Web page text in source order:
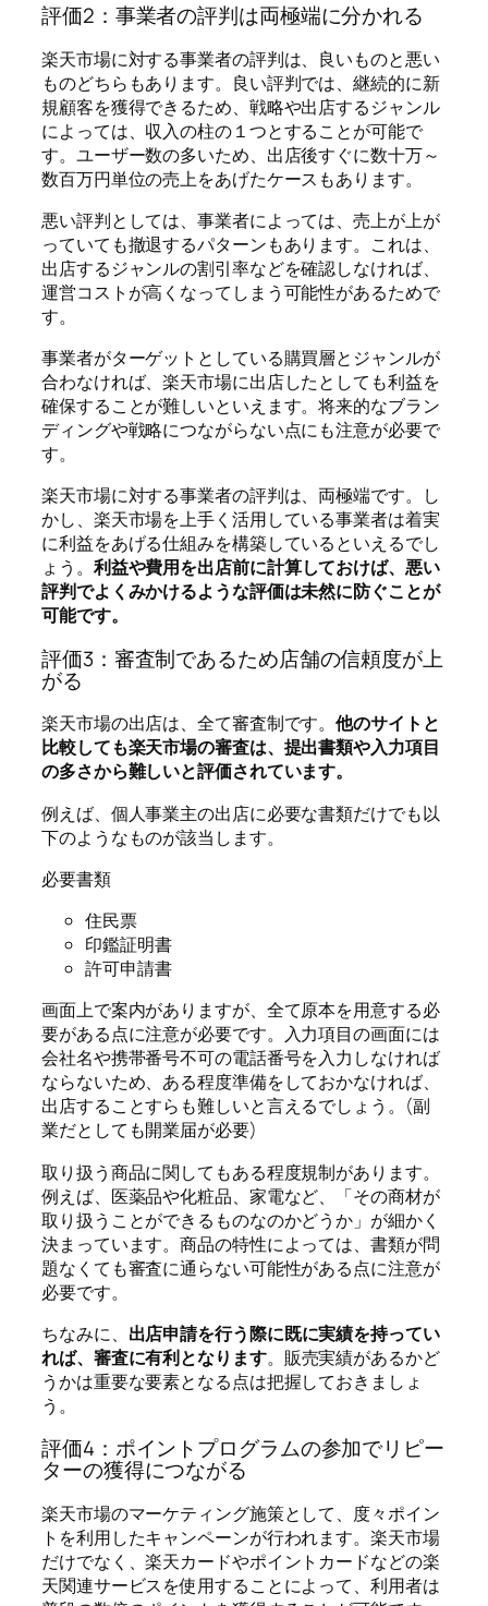
評価2：事業者の評判は両極端に分かれる
楽天市場に対する事業者の評判は、良いものと悪い
ものどちらもあります。良い評判では、継続的に新
規顧客を獲得できるため、戦略や出店するジャンル
によっては、収入の柱の１つとすることが可能で
す。ユーザー数の多いため、出店後すぐに数十万～
数百万円単位の売上をあげたケースもあります。
悪い評判としては、事業者によっては、売上が上が
っていても撤退するパターンもあります。これは、
出店するジャンルの割引率などを確認しなければ、
運営コストが高くなってしまう可能性があるためで
す。
事業者がターゲットとしている購買層とジャンルが
合わなければ、楽天市場に出店したとしても利益を
確保することが難しいといえます。将来的なブラン
ディングや戦略につながらない点にも注意が必要で
す。
楽天市場に対する事業者の評判は、両極端です。し
かし、楽天市場を上手く活用している事業者は着実
に利益をあげる仕組みを構築しているといえるでし
ょう。 利益や費用を出店前に計算しておけば、悪い
評判でよくみかけるような評価は未然に防ぐことが
可能です。
評価3：審査制であるため店舗の信頼度が上
がる
楽天市場の出店は、全て審査制です。他のサイトと
比較しても楽天市場の審査は、提出書類や入力項目
の多さから難しいと評価されています。
例えば、個人事業主の出店に必要な書類だけでも以
下のようなものが該当します。
必要書類
住民票
印鑑証明書
許可申請書
画面上で案内がありますが、全て原本を用意する必
要がある点に注意が必要です。入力項目の画面には
会社名や携帯番号不可の電話番号を入力しなければ
ならないため、ある程度準備をしておかなければ、
出店することすらも難しいと言えるでしょう。(副
業だとしても開業届が必要)
取り扱う商品に関してもある程度規制があります。
例えば、医薬品や化粧品、家電など、「その商材が
取り扱うことができるものなのかどうか」が細かく
決まっています。商品の特性によっては、書類が問
題なくても審査に通らない可能性がある点に注意が
必要です。
ちなみに、 出店申請を行う際に既に実績を持ってい
れば、審査に有利となります。 販売実績があるかど
うかは重要な要素となる点は把握しておきましょ
う。
評価4：ポイントプログラムの参加でリピー
ターの獲得につながる
楽天市場のマーケティング施策として、度々ポイン
トを利用したキャンペーンが行われます。楽天市場
だけでなく、楽天カードやポイントカードなどの楽
天関連サービスを使用することによって、利用者は